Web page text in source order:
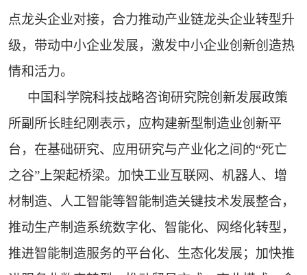
点龙头企业对接，合力推动产业链龙头企业转型升
级，带动中小企业发展，激发中小企业创新创造热
情和活力。
中国科学院科技战略咨询研究院创新发展政策
所副所长眭纪刚表示，应构建新型制造业创新平
台，在基础研究、应用研究与产业化之间的“死亡
之谷”上架起桥梁。加快工业互联网、机器人、增
材制造、人工智能等智能制造关键技术发展整合，
推动生产制造系统数字化、智能化、网络化转型，
推进智能制造服务的平台化、生态化发展；加快推